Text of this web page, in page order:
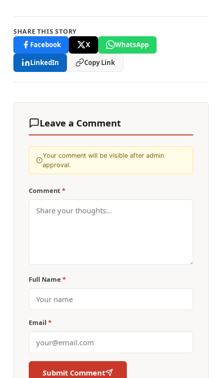
SHARE THIS STORY
Facebook
X
WhatsApp
LinkedIn
Copy Link
Leave a Comment
Your comment will be visible after admin
approval.
Comment *
Full Name *
Email *
Submit Comment